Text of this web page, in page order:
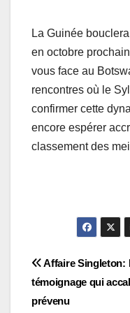
La Guinée
en octobre
vous face au
rencontres où le
confirmer cette
encore espérer
classement des
de
Affaire Singleton:
témoignage qui
prévenu